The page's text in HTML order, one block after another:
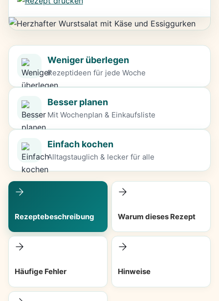
Weniger überlegen
Rezeptideen für jede Woche
Besser planen
Mit Wochenplan & Einkaufsliste
Einfach kochen
Alltagstauglich & lecker für alle
Rezeptebeschreibung Warum dieses Rezept
Häufige Fehler Hinweise